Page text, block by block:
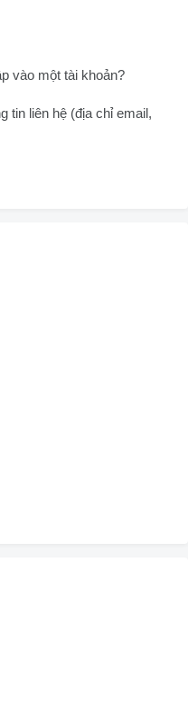
vào một tài khoản?
tin liên hệ (địa chỉ email,